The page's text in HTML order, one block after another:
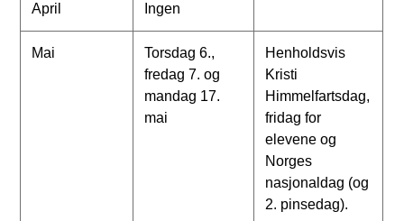
April Ingen
Mai
Torsdag 6.,
fredag 7. og
mandag 17.
mai
Henholdsvis
Kristi
Himmelfartsdag,
fridag for
elevene og
Norges
nasjonaldag (og
2. pinsedag).